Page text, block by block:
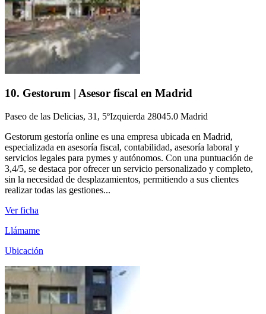
10. Gestorum | Asesor fiscal en Madrid
Paseo de las Delicias, 31, 5ºIzquierda 28045.0 Madrid
Gestorum gestoría online es una empresa ubicada en Madrid,
especializada en asesoría fiscal, contabilidad, asesoría laboral y
servicios legales para pymes y autónomos. Con una puntuación de
3,4/5, se destaca por ofrecer un servicio personalizado y completo,
sin la necesidad de desplazamientos, permitiendo a sus clientes
realizar todas las gestiones...
Ver ficha
Llámame
Ubicación